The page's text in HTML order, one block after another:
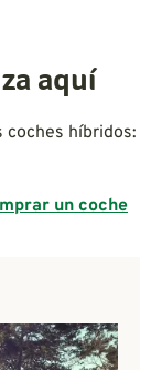
aquí
coches híbridos:
un coche